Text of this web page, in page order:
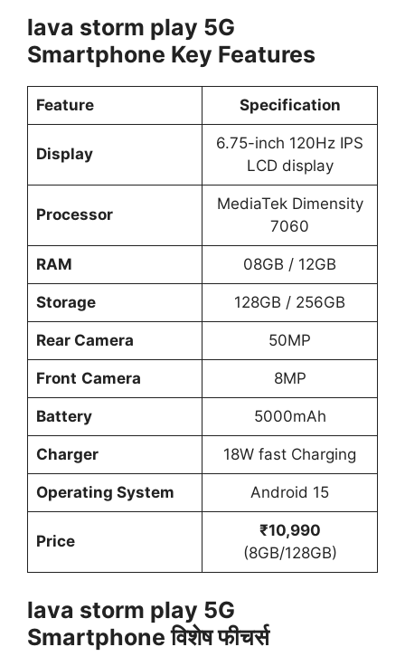
lava storm play 5G
Smartphone Key Features
Feature Specification
Display
6.75-inch 120Hz IPS
LCD display
Processor
MediaTek Dimensity
7060
RAM 08GB / 12GB
Storage 128GB / 256GB
Rear Camera 50MP
Front Camera 8MP
Battery 5000mAh
Charger 18W fast Charging
Operating System Android 15
Price
₹10,990
(8GB/128GB)
lava storm play 5G
Smartphone विशेष फीचर्स